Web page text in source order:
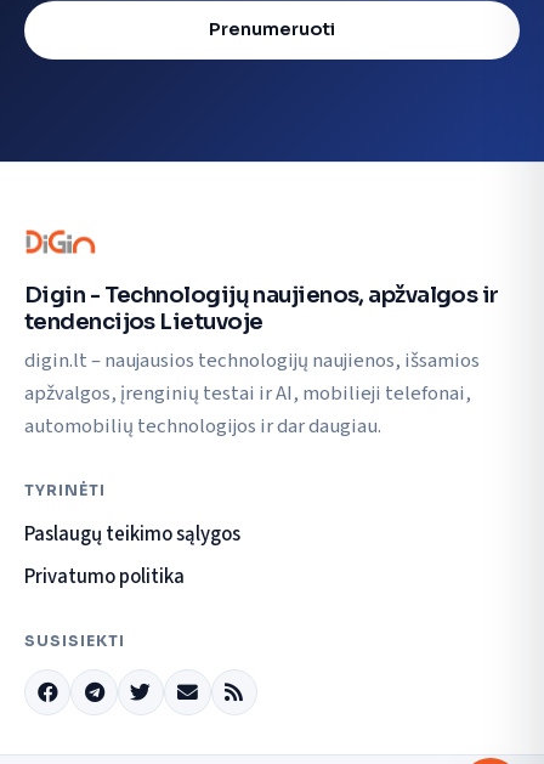
Prenumeruoti
Digin - Technologijų naujienos, apžvalgos ir
tendencijos Lietuvoje
digin.lt – naujausios technologijų naujienos, išsamios
apžvalgos, įrenginių testai ir AI, mobilieji telefonai,
automobilių technologijos ir dar daugiau.
TYRINĖTI
Paslaugų teikimo sąlygos
Privatumo politika
SUSISIEKTI